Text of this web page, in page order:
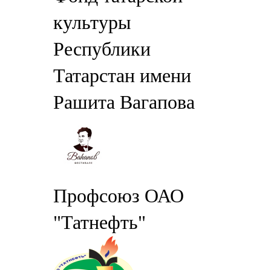
культуры
Республики
Татарстан имени
Рашита Вагапова
Профсоюз ОАО
"Татнефть"